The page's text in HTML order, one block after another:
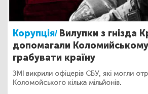
Корупція/ Вилупки з гнізда
допомагали Коломийському
грабувати країну
ЗМІ викрили офіцерів СБУ, які могли
Коломойського кілька мільйонів.